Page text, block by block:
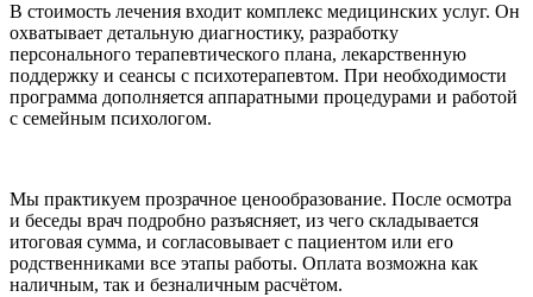
В стоимость лечения входит комплекс медицинских услуг. Он
охватывает детальную диагностику, разработку
персонального терапевтического плана, лекарственную
поддержку и сеансы с психотерапевтом. При необходимости
программа дополняется аппаратными процедурами и работой
с семейным психологом.
Мы практикуем прозрачное ценообразование. После осмотра
и беседы врач подробно разъясняет, из чего складывается
итоговая сумма, и согласовывает с пациентом или его
родственниками все этапы работы. Оплата возможна как
наличным, так и безналичным расчётом.